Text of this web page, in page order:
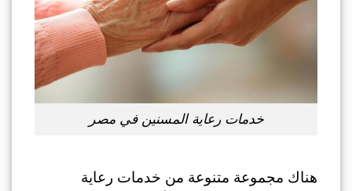
خدمات رعاية المسنين في مصر
هناك مجموعة متنوعة من خدمات رعاية